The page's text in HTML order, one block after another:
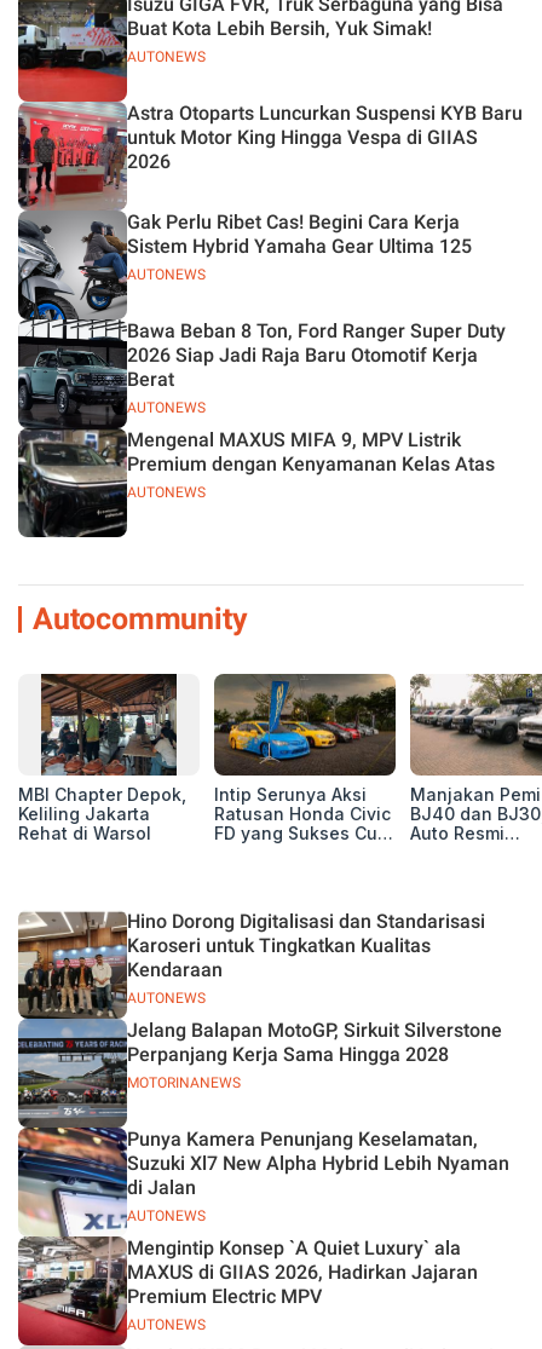
AUTONEWS
Buat Kota Lebih Bersih, Yuk Simak!
Astra Otoparts Luncurkan Suspensi KYB Baru
untuk Motor King Hingga Vespa di GIIAS
2026
AUTONEWS
Gak Perlu Ribet Cas! Begini Cara Kerja
Sistem Hybrid Yamaha Gear Ultima 125
AUTONEWS
Bawa Beban 8 Ton, Ford Ranger Super Duty
2026 Siap Jadi Raja Baru Otomotif Kerja
Berat
AUTONEWS
Mengenal MAXUS MIFA 9, MPV Listrik
Premium dengan Kenyamanan Kelas Atas
Autocommunity
MBI Chapter Depok,
Keliling Jakarta
Rehat di Warsol
Intip Serunya Aksi
Ratusan Honda Civic
FD yang Sukses Curi
Manjakan
BJ40 dan
Auto Resmi
AUTONEWS
Hino Dorong Digitalisasi dan Standarisasi
Karoseri untuk Tingkatkan Kualitas
Kendaraan
MOTORINANEWS
Jelang Balapan MotoGP, Sirkuit Silverstone
Perpanjang Kerja Sama Hingga 2028
AUTONEWS
Punya Kamera Penunjang Keselamatan,
Suzuki Xl7 New Alpha Hybrid Lebih Nyaman
di Jalan
AUTONEWS
Mengintip Konsep `A Quiet Luxury` ala
MAXUS di GIIAS 2026, Hadirkan Jajaran
Premium Electric MPV